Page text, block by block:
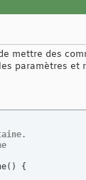
mettre des
paramètres et
( )
{